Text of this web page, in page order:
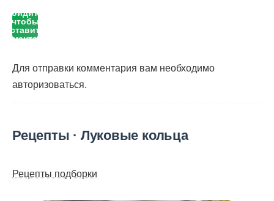
Войдите,
чтобы
оставить
Для отправки комментария вам необходимо
авторизоваться.
Рецепты · Луковые кольца
Рецепты подборки